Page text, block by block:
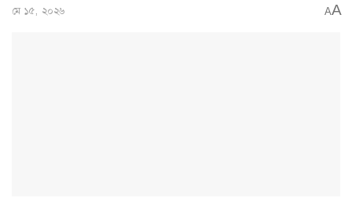
মে ১৫, ২০২৬ AA